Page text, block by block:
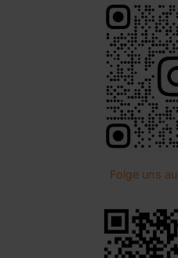
Folge uns